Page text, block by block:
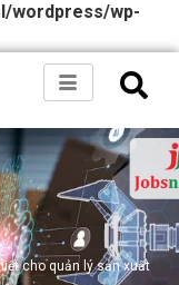
wordpress/wp-
cho quản lý sản xuất